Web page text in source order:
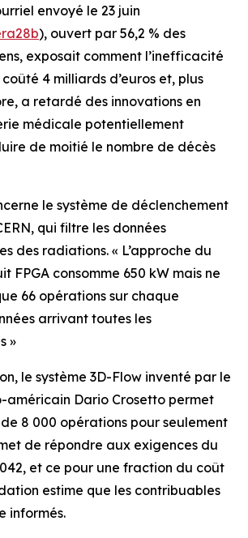
envoyé le 23 juin
), ouvert par 56,2 % des
exposait comment l’inefficacité
4 milliards d’euros et, plus
a retardé des innovations en
médicale potentiellement
de moitié le nombre de décès
le système de déclenchement
qui filtre les données
des radiations. « L’approche du
FPGA consomme 650 kW mais ne
66 opérations sur chaque
arrivant toutes les
»
le système 3D-Flow inventé par le
américain Dario Crosetto permet
8 000 opérations pour seulement
de répondre aux exigences du
et ce pour une fraction du coût
estime que les contribuables
informés.